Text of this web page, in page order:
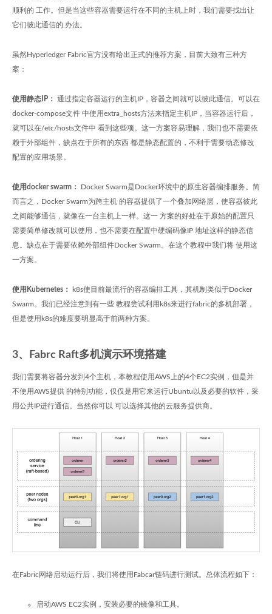
顺利的 工作。但是当这些容器需要运行在不同的主机上时，我们需要找出让
它们彼此通信的 办法。
虽然Hyperledger Fabric官方没有给出正式的推荐方案，目前大致有三种方
案：
使用静态IP： 通过指定容器运行的主机IP，容器之间就可以彼此通信。可以在
docker-compose文件 中使用extra_hosts方法来指定主机IP，当容器运行后，
就可以在/etc/hosts文件中 看到这些项。这一方案容易理解，我们也不需要依
赖于外部组件，缺点在于所有的东西 都是静态配置的，不利于需要动态修改
配置的应用场景。
使用docker swarm：
Docker Swarm是Docker环境中的原生容器编排服务。简
而言之，Docker Swarm为跨主机 的容器提供了一个叠加网络层，使容器彼此
之间能够通信，就像在一台主机上一样。这一 方案的好处在于原始的配置只
需要简单修改就可以使用，也不需要在配置中硬编码像IP 地址这样的静态信
息。缺点在于需要依赖外部组件Docker Swarm。在这个教程中我们将 使用这
一方案。
使用Kubernetes：
k8s使目前最流行的容器编排工具，其机制类似于Docker
Swarm。我们已经注意到有一些 教程尝试利用k8s来进行fabric的多机部署，
但是使用k8s的难度要明显高于前两种方案。
3、Fabrc Raft多机演示环境搭建
我们需要将容器分发到4个主机，本教程使用AWS上的4个EC2实例，但是并
不使用AWS提供 的特别功能，仅仅是用它来运行Ubuntu以及必要的软件，采
用公共IP进行通信。当然你可以 可以选择其他的云服务提供商。
在Fabric网络启动运行后，我们将使用Fabcar链码进行测试。总体流程如下：
启动AWS EC2实例，安装必要的镜像和工具。